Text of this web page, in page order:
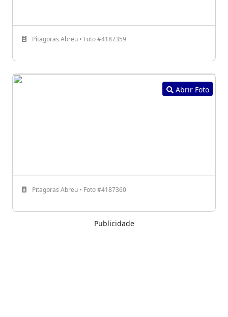
Pitagoras Abreu • Foto #4187359
Abrir Foto
Pitagoras Abreu • Foto #4187360
Publicidade